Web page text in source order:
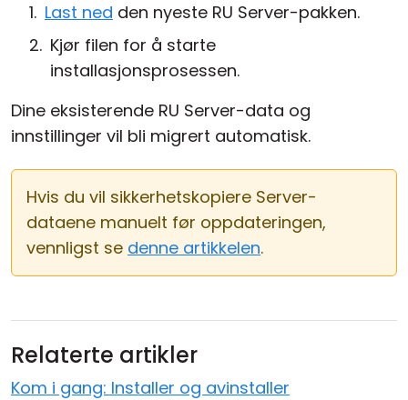
Last ned den nyeste RU Server-pakken.
Kjør filen for å starte
installasjonsprosessen.
Dine eksisterende RU Server-data og
innstillinger vil bli migrert automatisk.
Hvis du vil sikkerhetskopiere Server-
dataene manuelt før oppdateringen,
vennligst se denne artikkelen.
Relaterte artikler
Kom i gang: Installer og avinstaller